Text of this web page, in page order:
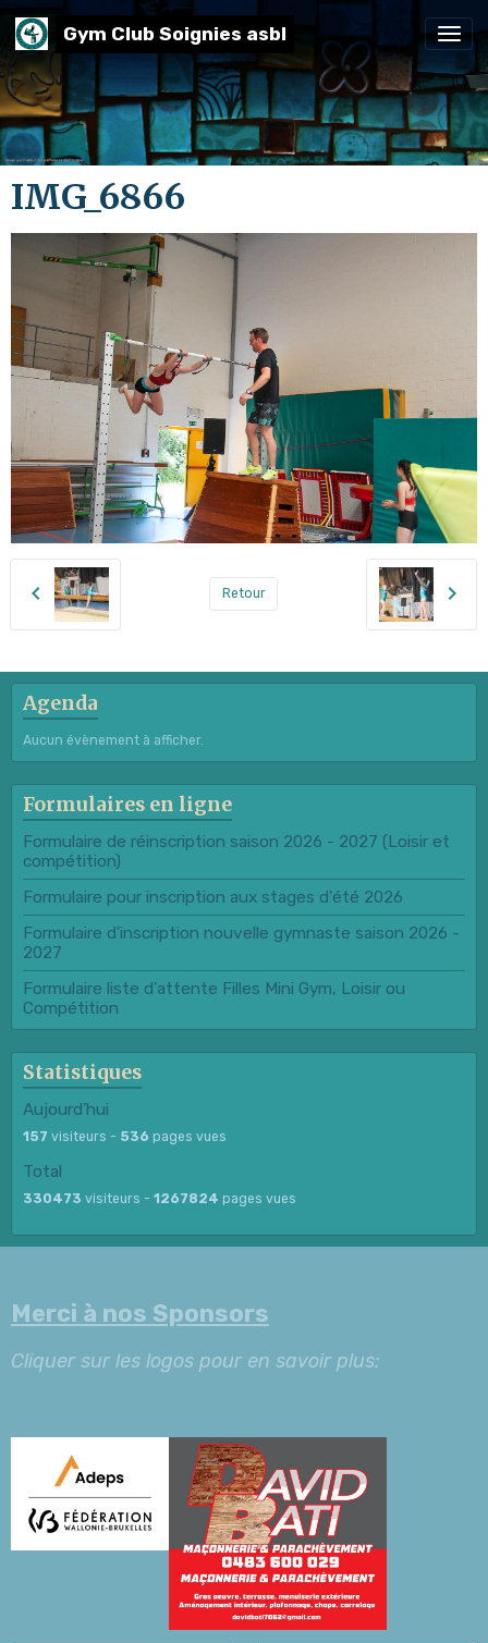
Gym Club Soignies asbl
IMG_6866
Retour
Agenda
Aucun évènement à afficher.
Formulaires en ligne
Formulaire de réinscription saison 2026 - 2027 (Loisir et
compétition)
Formulaire pour inscription aux stages d'été 2026
Formulaire d'inscription nouvelle gymnaste saison 2026 -
2027
Formulaire liste d'attente Filles Mini Gym, Loisir ou
Compétition
Statistiques
Aujourd'hui
157 visiteurs - 536 pages vues
Total
330473 visiteurs - 1267824 pages vues
Merci à nos Sponsors
Cliquer sur les logos pour en savoir plus: